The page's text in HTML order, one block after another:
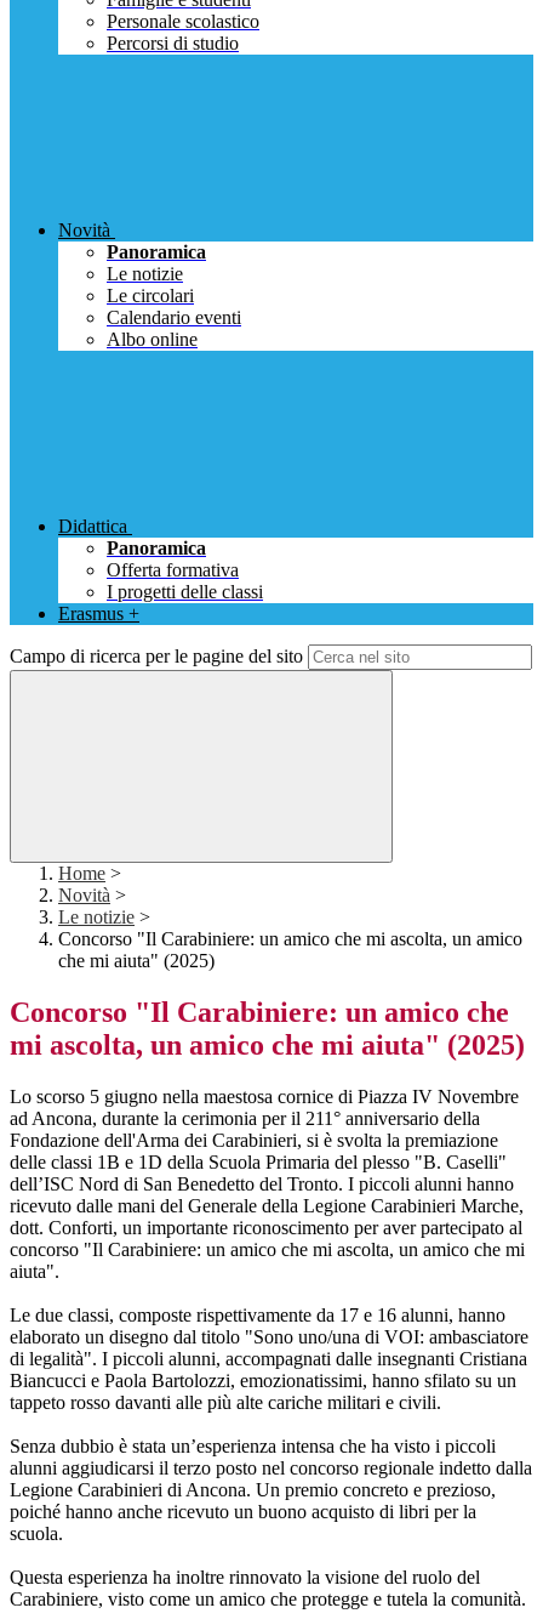
Personale scolastico
Percorsi di studio
Novità
Panoramica
Le notizie
Le circolari
Calendario eventi
Albo online
Didattica
Panoramica
Offerta formativa
I progetti delle classi
Erasmus +
Campo di ricerca per le pagine del sito
Home >
Novità >
Le notizie >
Concorso "Il Carabiniere: un amico che mi ascolta, un amico
che mi aiuta" (2025)
Concorso "Il Carabiniere: un amico che
mi ascolta, un amico che mi aiuta" (2025)
Lo scorso 5 giugno nella maestosa cornice di Piazza IV Novembre
ad Ancona, durante la cerimonia per il 211° anniversario della
Fondazione dell'Arma dei Carabinieri, si è svolta la premiazione
delle classi 1B e 1D della Scuola Primaria del plesso "B. Caselli"
dell’ISC Nord di San Benedetto del Tronto. I piccoli alunni hanno
ricevuto dalle mani del Generale della Legione Carabinieri Marche,
dott. Conforti, un importante riconoscimento per aver partecipato al
concorso "Il Carabiniere: un amico che mi ascolta, un amico che mi
aiuta".
Le due classi, composte rispettivamente da 17 e 16 alunni, hanno
elaborato un disegno dal titolo "Sono uno/una di VOI: ambasciatore
di legalità". I piccoli alunni, accompagnati dalle insegnanti Cristiana
Biancucci e Paola Bartolozzi, emozionatissimi, hanno sfilato su un
tappeto rosso davanti alle più alte cariche militari e civili.
Senza dubbio è stata un’esperienza intensa che ha visto i piccoli
alunni aggiudicarsi il terzo posto nel concorso regionale indetto dalla
Legione Carabinieri di Ancona. Un premio concreto e prezioso,
poiché hanno anche ricevuto un buono acquisto di libri per la
scuola.
Questa esperienza ha inoltre rinnovato la visione del ruolo del
Carabiniere, visto come un amico che protegge e tutela la comunità.